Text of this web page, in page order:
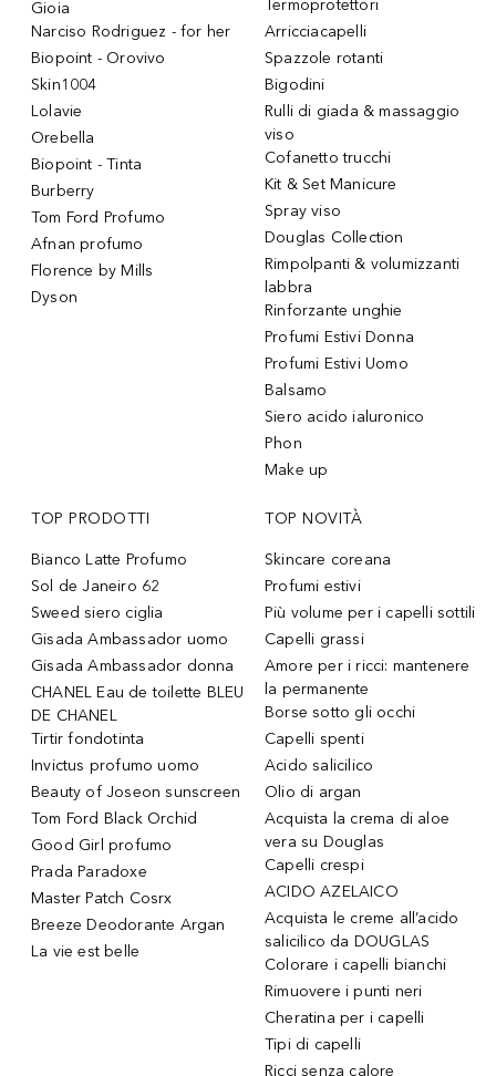
Gioia
Narciso Rodriguez - for her
Biopoint - Orovivo
Skin1004
Lolavie
Orebella
Biopoint - Tinta
Burberry
Tom Ford Profumo
Afnan profumo
Florence by Mills
Dyson
Termoprotettori
Arricciacapelli
Spazzole rotanti
Bigodini
Rulli di giada & massaggio
viso
Cofanetto trucchi
Kit & Set Manicure
Spray viso
Douglas Collection
Rimpolpanti & volumizzanti
labbra
Rinforzante unghie
Profumi Estivi Donna
Profumi Estivi Uomo
Balsamo
Siero acido ialuronico
Phon
Make up
TOP PRODOTTI
Bianco Latte Profumo
Sol de Janeiro 62
Sweed siero ciglia
Gisada Ambassador uomo
Gisada Ambassador donna
CHANEL Eau de toilette BLEU
DE CHANEL
Tirtir fondotinta
Invictus profumo uomo
Beauty of Joseon sunscreen
Tom Ford Black Orchid
Good Girl profumo
Prada Paradoxe
Master Patch Cosrx
Breeze Deodorante Argan
La vie est belle
TOP NOVITÀ
Skincare coreana
Profumi estivi
Più volume per i capelli sottili
Capelli grassi
Amore per i ricci: mantenere
la permanente
Borse sotto gli occhi
Capelli spenti
Acido salicilico
Olio di argan
Acquista la crema di aloe
vera su Douglas
Capelli crespi
ACIDO AZELAICO
Acquista le creme all’acido
salicilico da DOUGLAS
Colorare i capelli bianchi
Rimuovere i punti neri
Cheratina per i capelli
Tipi di capelli
Ricci senza calore